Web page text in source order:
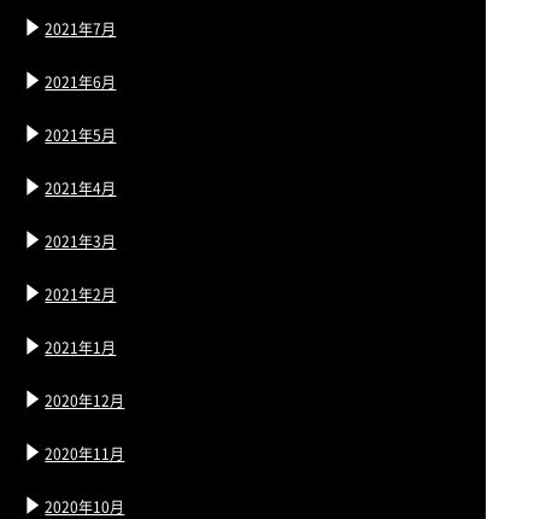
2021年7月
2021年6月
2021年5月
2021年4月
2021年3月
2021年2月
2021年1月
2020年12月
2020年11月
2020年10月